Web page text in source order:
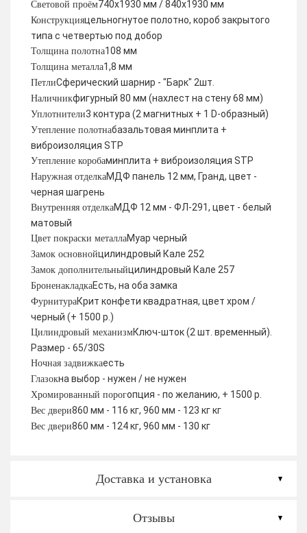
Световой проём740х1930 мм / 840х1930 мм
Конструкцияцельногнутое полотно, короб закрытого
типа с четвертью под добор
Толщина полотна108 мм
Толщина металла1,8 мм
ПетлиСферический шарнир - "Барк" 2шт.
Наличникфигурный 80 мм (нахлест на стену 68 мм)
Уплотнители3 контура (2 магнитных + 1 D-образный)
Утепление полотнабазальтовая минплита +
виброизоляция STP
Утепление коробаминплита + виброизоляция STP
Наружная отделкаМДФ панель 12 мм, Гранд, цвет -
черная шагрень
Внутренняя отделкаМДФ 12 мм - ФЛ-291, цвет - белый
матовый
Цвет покраски металлаМуар черный
Замок основнойцилиндровый Кале 252
Замок дополнительныйцилиндровый Кале 257
БроненакладкаЕсть, на оба замка
ФурнитураКрит конфети квадратная, цвет хром /
черный (+ 1500 р.)
Цилиндровый механизмКлюч-шток (2 шт. временный).
Размер - 65/30S
Ночная задвижкаесть
Глазокна выбор - нужен / не нужен
Хромированный порогопция - по желанию, + 1500 р.
Вес двери860 мм - 116 кг, 960 мм - 123 кг кг
Вес двери860 мм - 124 кг, 960 мм - 130 кг
Доставка и установка
Отзывы